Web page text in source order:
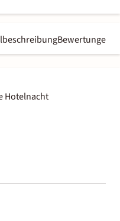
Bewertungen
Hotelnacht